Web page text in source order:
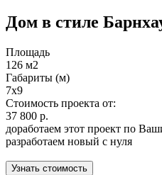
Дом в стиле
Площадь
126 м2
Габариты (м)
7х9
Стоимость проекта от:
37 800 р.
доработаем этот проект по
разработаем новый с нуля
Узнать стоимость